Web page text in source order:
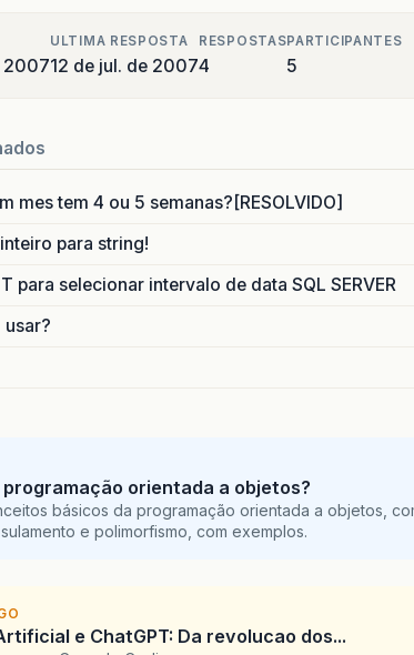
2007
ULTIMA RESPOSTA
12 de jul. de 2007
RESPOSTAS
4
PARTICIPANTES
5
mes tem 4 ou 5 semanas?[RESOLVIDO]
para string!
para selecionar intervalo de data SQL SERVER
programação orientada a objetos?
básicos da programação orientada a objetos,
e polimorfismo, com exemplos.
e ChatGPT: Da revolucao dos...